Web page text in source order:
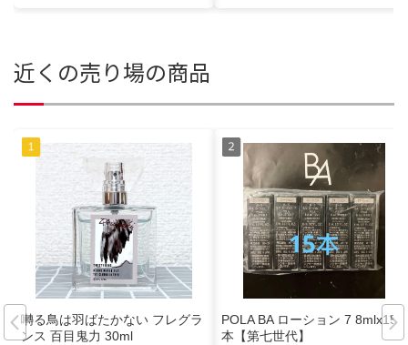
近くの売り場の商品
囀る鳥は羽ばたかない フレグラ
ンス 百目鬼力 30ml
POLA BA ローション 7 8mlx15
本【第七世代】